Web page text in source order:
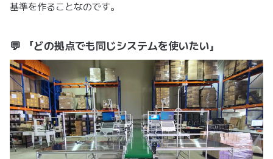
基準を作ることなのです。
💬 「どの拠点でも同じシステムを使いたい」